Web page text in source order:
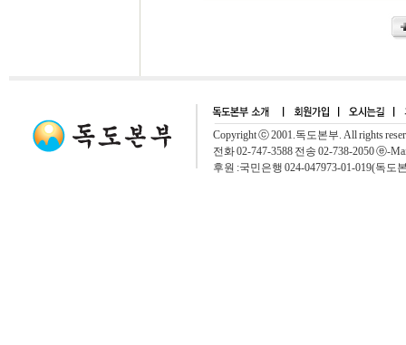
Copyright ⓒ 2001.독도본부. All rights
전화 02-747-3588 전송 02-738-2050 ⓔ-
후원 :국민은행 024-047973-01-019(독도